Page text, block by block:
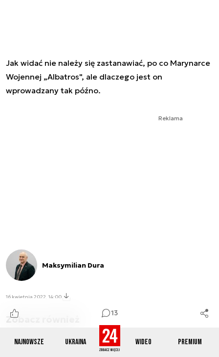
Najnowsze Ukraina Wideo Premium
13
Jak widać nie należy się zastanawiać, po co Marynarce
Wojennej „Albatros", ale dlaczego jest on
wprowadzany tak późno.
Reklama
Maksymilian Dura
16 kwietnia 2022, 14:00
Zobacz również
S-100 CAMCOPTER SCHIEBEL
DRONY
pokaż wszystkie